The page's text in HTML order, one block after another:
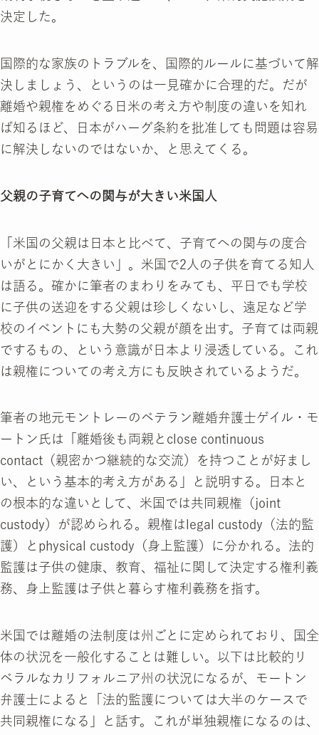
決定した。
国際的な家族のトラブルを、国際的ルールに基づいて解
決しましょう、というのは一見確かに合理的だ。だが
離婚や親権をめぐる日米の考え方や制度の違いを知れ
ば知るほど、日本がハーグ条約を批准しても問題は容易
に解決しないのではないか、と思えてくる。
父親の子育てへの関与が大きい米国人
「米国の父親は日本と比べて、子育てへの関与の度合
いがとにかく大きい」。米国で2人の子供を育てる知人
は語る。確かに筆者のまわりをみても、平日でも学校
に子供の送迎をする父親は珍しくないし、遠足など学
校のイベントにも大勢の父親が顔を出す。子育ては両親
でするもの、という意識が日本より浸透している。これ
は親権についての考え方にも反映されているようだ。
筆者の地元モントレーのベテラン離婚弁護士ゲイル・モ
ートン氏は「離婚後も両親とclose continuous
contact（親密かつ継続的な交流）を持つことが好まし
い、という基本的考え方がある」と説明する。日本と
の根本的な違いとして、米国では共同親権（joint
custody）が認められる。親権はlegal custody（法的監
護）とphysical custody（身上監護）に分かれる。法的
監護は子供の健康、教育、福祉に関して決定する権利義
務、身上監護は子供と暮らす権利義務を指す。
米国では離婚の法制度は州ごとに定められており、国全
体の状況を一般化することは難しい。以下は比較的リ
ベラルなカリフォルニア州の状況になるが、モートン
弁護士によると「法的監護については大半のケースで
共同親権になる」と話す。これが単独親権になるのは、